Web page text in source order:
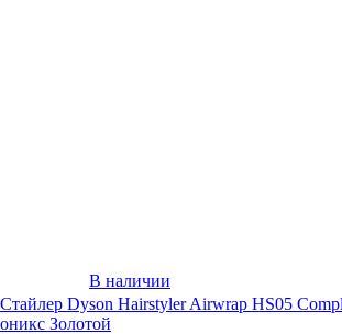
В наличии
Стайлер Dyson Hairstyler Airwrap HS05
оникс Золотой